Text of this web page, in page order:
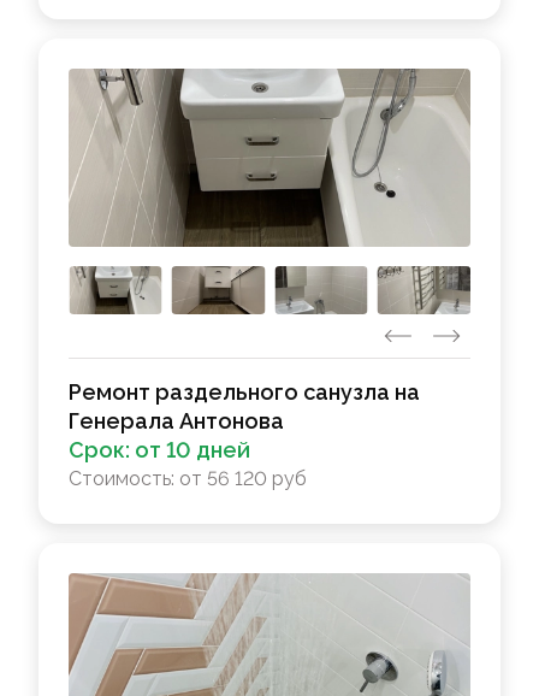
Ремонт раздельного санузла на
Генерала Антонова
Срок: от 10 дней
Стоимость: от 56 120 руб